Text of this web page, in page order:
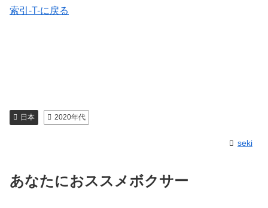
索引-T-に戻る
日本 2020年代
seki
あなたにおススメボクサー